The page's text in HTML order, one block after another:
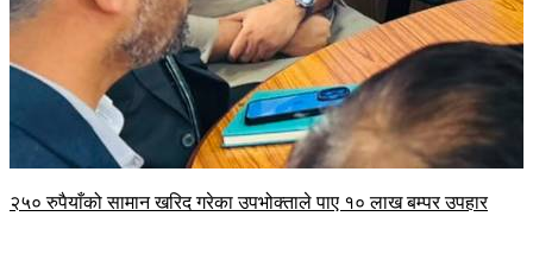
२५० रुपैयाँको सामान खरिद गरेका उपभोक्ताले पाए १० लाख बम्पर उपहार